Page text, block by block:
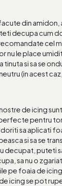
din amidon,
decupa cum
cel
nu le place
tinuta si sa se
(in acest
de icing
pentru
sa aplicati
si sa se
decupat, puteti
sa nu o
pe foaia de
icing se pot